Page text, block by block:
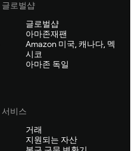
글로벌샵
글로벌샵
아마존재팬
Amazon 미국, 캐나다, 멕
시코
아마존 독일
서비스
거래
지원되는 자산